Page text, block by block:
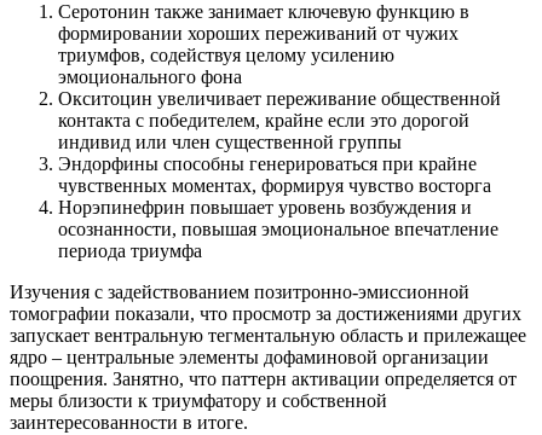
Серотонин также занимает ключевую функцию в
формировании хороших переживаний от чужих
триумфов, содействуя целому усилению
эмоционального фона
Окситоцин увеличивает переживание общественной
контакта с победителем, крайне если это дорогой
индивид или член существенной группы
Эндорфины способны генерироваться при крайне
чувственных моментах, формируя чувство восторга
Норэпинефрин повышает уровень возбуждения и
осознанности, повышая эмоциональное впечатление
периода триумфа
Изучения с задействованием позитронно-эмиссионной
томографии показали, что просмотр за достижениями других
запускает вентральную тегментальную область и прилежащее
ядро – центральные элементы дофаминовой организации
поощрения. Занятно, что паттерн активации определяется от
меры близости к триумфатору и собственной
заинтересованности в итоге.